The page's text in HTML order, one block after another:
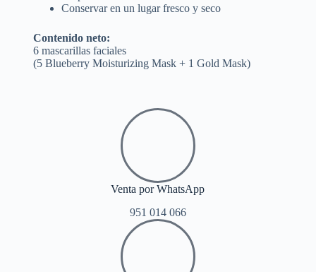
Conservar en un lugar fresco y seco
Contenido neto:
6 mascarillas faciales
(5 Blueberry Moisturizing Mask + 1 Gold Mask)
Venta por WhatsApp
951 014 066